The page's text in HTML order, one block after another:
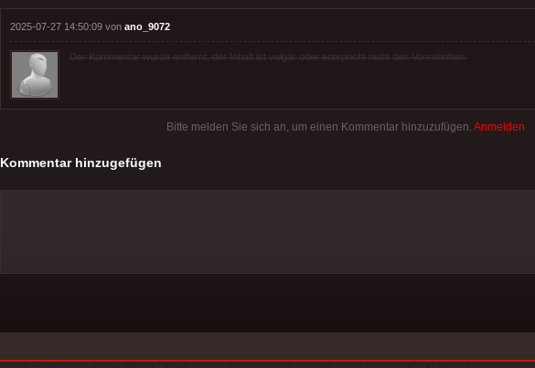
2025-07-27 14:50:09 von ano_9072
Der Kommentar wurde entfernt, der Inhalt ist vulgär oder entspricht nicht den Vorschriften.
Bitte melden Sie sich an, um einen Kommentar hinzuzufügen. Anmelden
Kommentar hinzugefügen